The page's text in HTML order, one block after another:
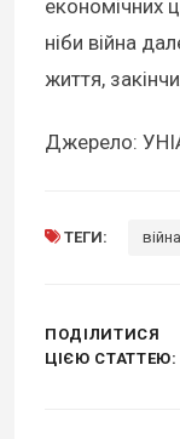
економічних
ніби війна
життя,
Джерело:
ТЕГИ:
ПОДІЛИТИСЯ
ЦІЄЮ СТАТТЕЮ: